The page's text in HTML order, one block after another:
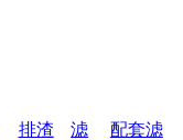
排渣
滤
配套滤